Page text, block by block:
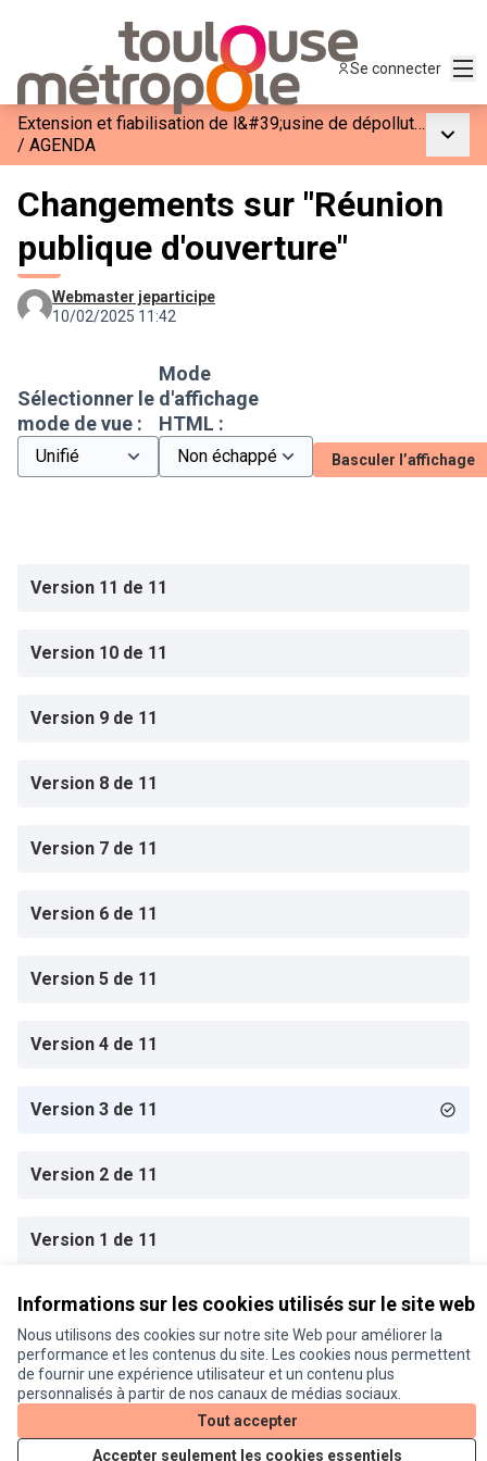
Informations sur les cookies utilisés sur le site web
Nous utilisons des cookies sur notre site Web pour améliorer la
performance et les contenus du site. Les cookies nous permettent
de fournir une expérience utilisateur et un contenu plus
personnalisés à partir de nos canaux de médias sociaux.
Tout accepter
Accepter seulement les cookies essentiels
Se connecter
Extension et fiabilisation de l&#39;usine de dépollution des eaux usées de Ginestous-Garonne
/ AGENDA
Changements sur "Réunion
publique d'ouverture"
Webmaster jeparticipe
10/02/2025 11:42
Sélectionner le
mode de vue :
Mode
d'affichage
HTML :
Basculer l’affichage
Version 11 de 11
Version 10 de 11
Version 9 de 11
Version 8 de 11
Version 7 de 11
Version 6 de 11
Version 5 de 11
Version 4 de 11
Version 3 de 11
Version 2 de 11
Version 1 de 11
Paramètres des cookies
Je participe ! sur X
(Lien externe)
Je participe ! sur Facebook
(Lien externe)
Je participe ! sur Instagram
(Lien externe)